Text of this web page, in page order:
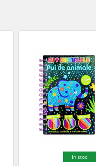
In stoc